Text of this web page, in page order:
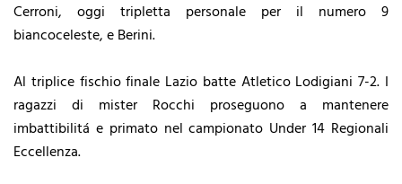
Cerroni, oggi tripletta personale per il numero 9
biancoceleste, e Berini.
Al triplice fischio finale Lazio batte Atletico Lodigiani 7-2. I
ragazzi di mister Rocchi proseguono a mantenere
imbattibilitá e primato nel campionato Under 14 Regionali
Eccellenza.